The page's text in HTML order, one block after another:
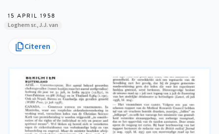
15 APRIL 1958
Loghem sr., J.J. van
Citeren